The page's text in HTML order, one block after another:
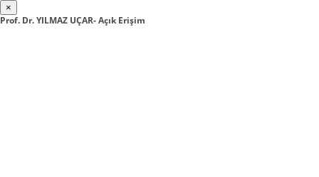
×
Prof. Dr. YILMAZ UÇAR- Açık Erişim